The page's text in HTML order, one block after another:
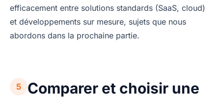
efficacement entre solutions standards (SaaS, cloud)
et développements sur mesure, sujets que nous
abordons dans la prochaine partie.
5
Comparer et choisir une